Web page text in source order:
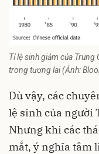
Tỉ lệ sinh giảm của
trong tương lai (Ảnh:
Dù vậy, các
lệ sinh của người
Nhưng khi các
mắt, ý nghĩa tâm